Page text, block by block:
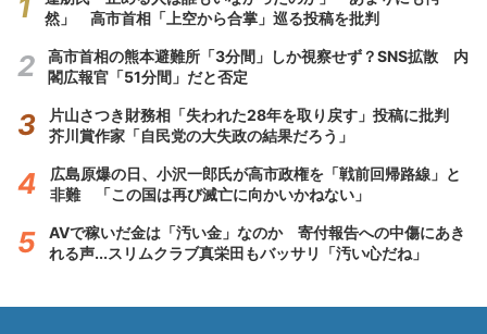
然」 高市首相「上空から合掌」巡る投稿を批判
高市首相の熊本避難所「3分間」しか視察せず？SNS拡散 内
閣広報官「51分間」だと否定
片山さつき財務相「失われた28年を取り戻す」投稿に批判
芥川賞作家「自民党の大失政の結果だろう」
広島原爆の日、小沢一郎氏が高市政権を「戦前回帰路線」と
非難 「この国は再び滅亡に向かいかねない」
AVで稼いだ金は「汚い金」なのか 寄付報告への中傷にあき
れる声...スリムクラブ真栄田もバッサリ「汚い心だね」